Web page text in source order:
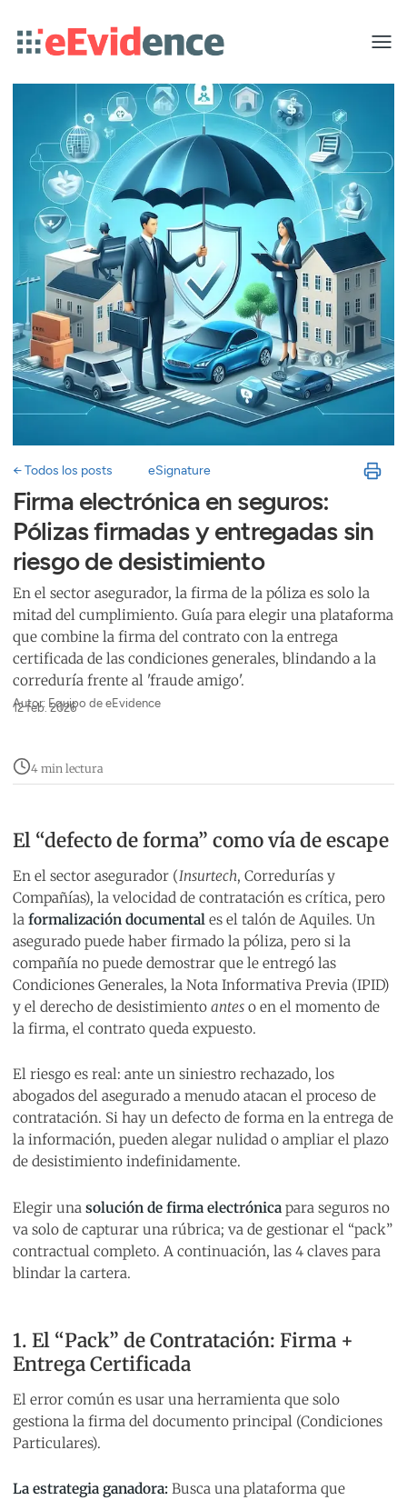
menu
← Todos los posts eSignature
Firma electrónica en seguros:
Pólizas firmadas y entregadas sin
riesgo de desistimiento
En el sector asegurador, la firma de la póliza es solo la
mitad del cumplimiento. Guía para elegir una plataforma
que combine la firma del contrato con la entrega
certificada de las condiciones generales, blindando a la
correduría frente al 'fraude amigo'.
Autor: Equipo de eEvidence
12 feb. 2026
4 min lectura
El “defecto de forma” como vía de escape
En el sector asegurador (Insurtech, Corredurías y
Compañías), la velocidad de contratación es crítica, pero
la formalización documental es el talón de Aquiles. Un
asegurado puede haber firmado la póliza, pero si la
compañía no puede demostrar que le entregó las
Condiciones Generales, la Nota Informativa Previa (IPID)
y el derecho de desistimiento antes o en el momento de
la firma, el contrato queda expuesto.
El riesgo es real: ante un siniestro rechazado, los
abogados del asegurado a menudo atacan el proceso de
contratación. Si hay un defecto de forma en la entrega de
la información, pueden alegar nulidad o ampliar el plazo
de desistimiento indefinidamente.
Elegir una solución de firma electrónica para seguros no
va solo de capturar una rúbrica; va de gestionar el “pack”
contractual completo. A continuación, las 4 claves para
blindar la cartera.
1. El “Pack” de Contratación: Firma +
Entrega Certificada
El error común es usar una herramienta que solo
gestiona la firma del documento principal (Condiciones
Particulares).
La estrategia ganadora: Busca una plataforma que